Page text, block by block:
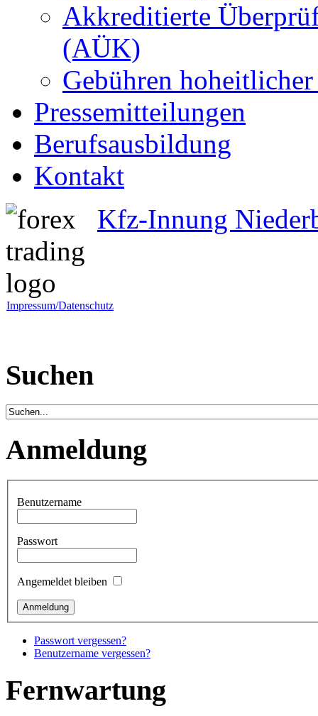
Akkreditierte
(AÜK)
Gebühren
Pressemitteilungen
Berufsausbildung
Kontakt
Kfz-Innung
Impressum/Datenschutz
Suchen
Anmeldung
Benutzername
Passwort
Angemeldet bleiben
Passwort vergessen?
Benutzername vergessen?
Fernwartung